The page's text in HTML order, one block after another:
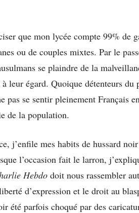
que mon lycée compte 99% de
ou de couples mixtes. Par le
se plaindre de la
leur égard. Quoique détenteurs du
pas se sentir pleinement Français
de la population.
j’enfile mes habits de hussard
l’occasion fait le larron,
Hebdo doit nous rassembler
d’expression et le droit au
été parfois choqué par des